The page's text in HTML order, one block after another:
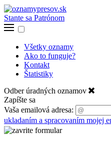
Stante sa Patrónom
Všetky oznamy
Ako to funguje?
Kontakt
Štatistiky
Odber úradných oznamov
Zapíšte sa
Vaša emailová adresa:
ukladaním a spracovaním mojej